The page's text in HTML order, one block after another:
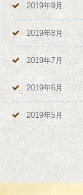
2019年9月
2019年8月
2019年7月
2019年6月
2019年5月